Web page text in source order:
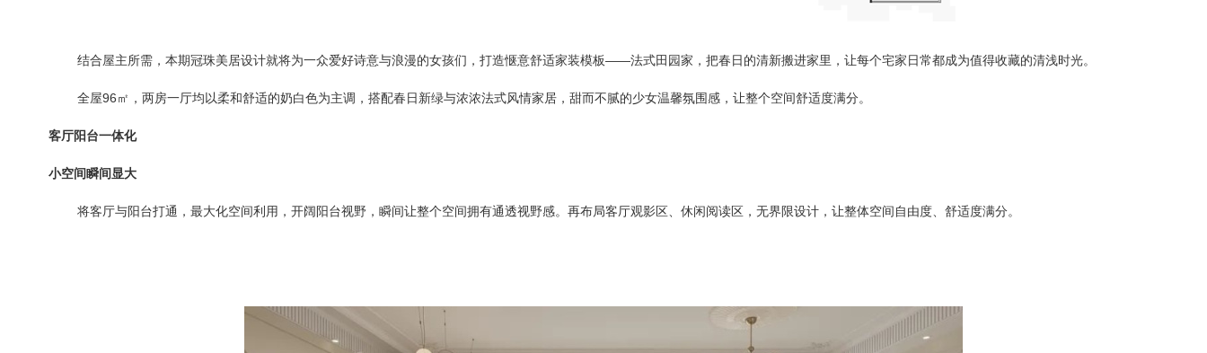
结合屋主所需，本期冠珠美居设计就将为一众爱好诗意与浪漫的女孩们，打造惬意舒适家装模板——法式田园家，把春日的清新搬进家里，让每个宅家日常都成为值得收藏的清浅时光。
全屋96㎡，两房一厅均以柔和舒适的奶白色为主调，搭配春日新绿与浓浓法式风情家居，甜而不腻的少女温馨氛围感，让整个空间舒适度满分。
客厅阳台一体化
小空间瞬间显大
将客厅与阳台打通，最大化空间利用，开阔阳台视野，瞬间让整个空间拥有通透视野感。再布局客厅观影区、休闲阅读区，无界限设计，让整体空间自由度、舒适度满分。